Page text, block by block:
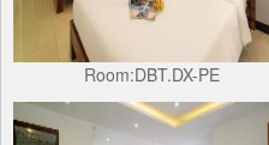
Room:DBT.DX-PE